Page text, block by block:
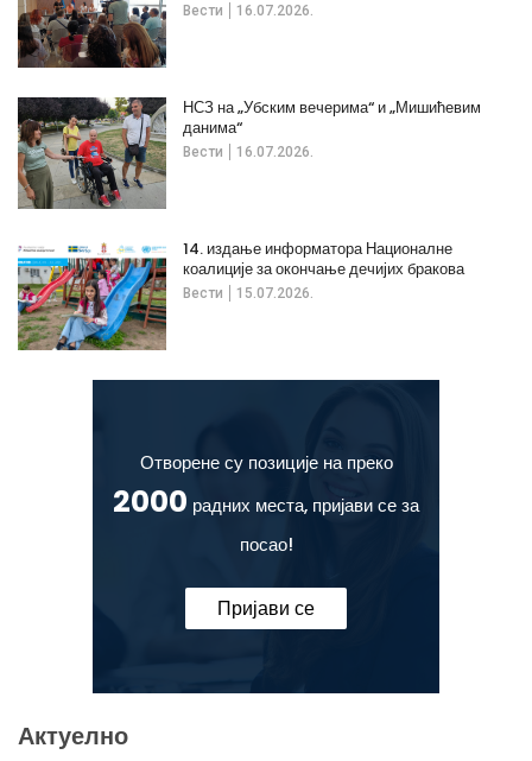
Вести 16.07.2026.
Вести 16.07.2026.
НСЗ на „Убским вечерима“ и „Мишићевим
данима“
Вести 15.07.2026.
14. издање информатора Националне
коалиције за окончање дечијих бракова
Отворене су позиције на преко
2000 радних места, пријави се за
посао!
Пријави се
Актуелно